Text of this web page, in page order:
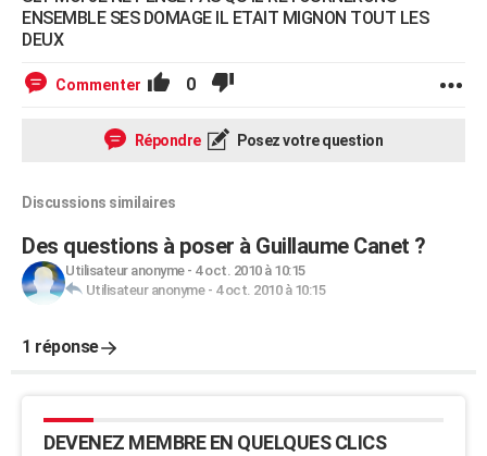
ENSEMBLE SES DOMAGE IL ETAIT MIGNON TOUT LES
DEUX
Commenter 0
Répondre Posez votre question
Discussions similaires
Des questions à poser à Guillaume Canet ?
Utilisateur anonyme- 4 oct. 2010 à 10:15
Utilisateur anonyme- 4 oct. 2010 à 10:15
1 réponse
DEVENEZ MEMBRE EN QUELQUES CLICS